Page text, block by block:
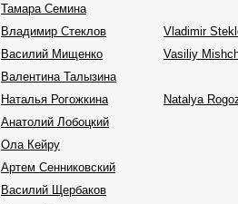
Тамара Семина
Владимир Стеклов
Vladimir
Василий Мищенко
Vasiliy
Валентина Талызина
Наталья Рогожкина
Natalya
Анатолий Лобоцкий
Ола Кейру
Артем Сенниковский
Василий Щербаков